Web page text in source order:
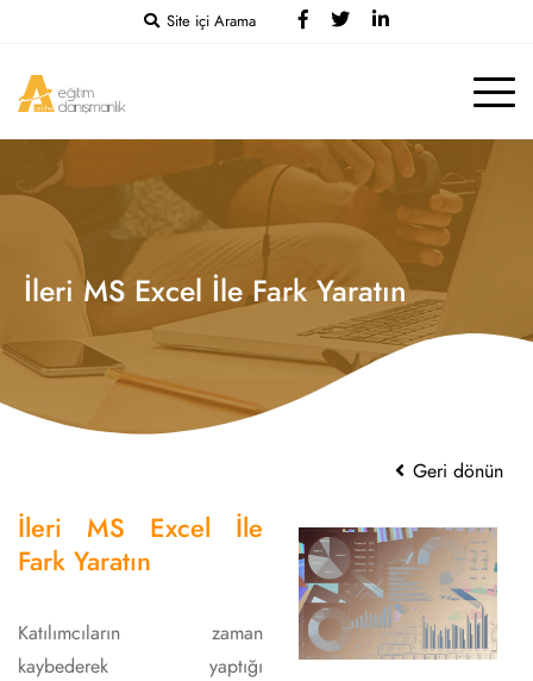
Site içi Arama
İleri MS Excel İle Fark Yaratın
Geri dönün
İleri MS Excel İle
Fark Yaratın
Katılımcıların zaman
kaybederek yaptığı